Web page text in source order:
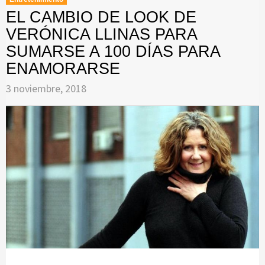
EL CAMBIO DE LOOK DE
VERÓNICA LLINAS PARA
SUMARSE A 100 DÍAS PARA
ENAMORARSE
3 noviembre, 2018